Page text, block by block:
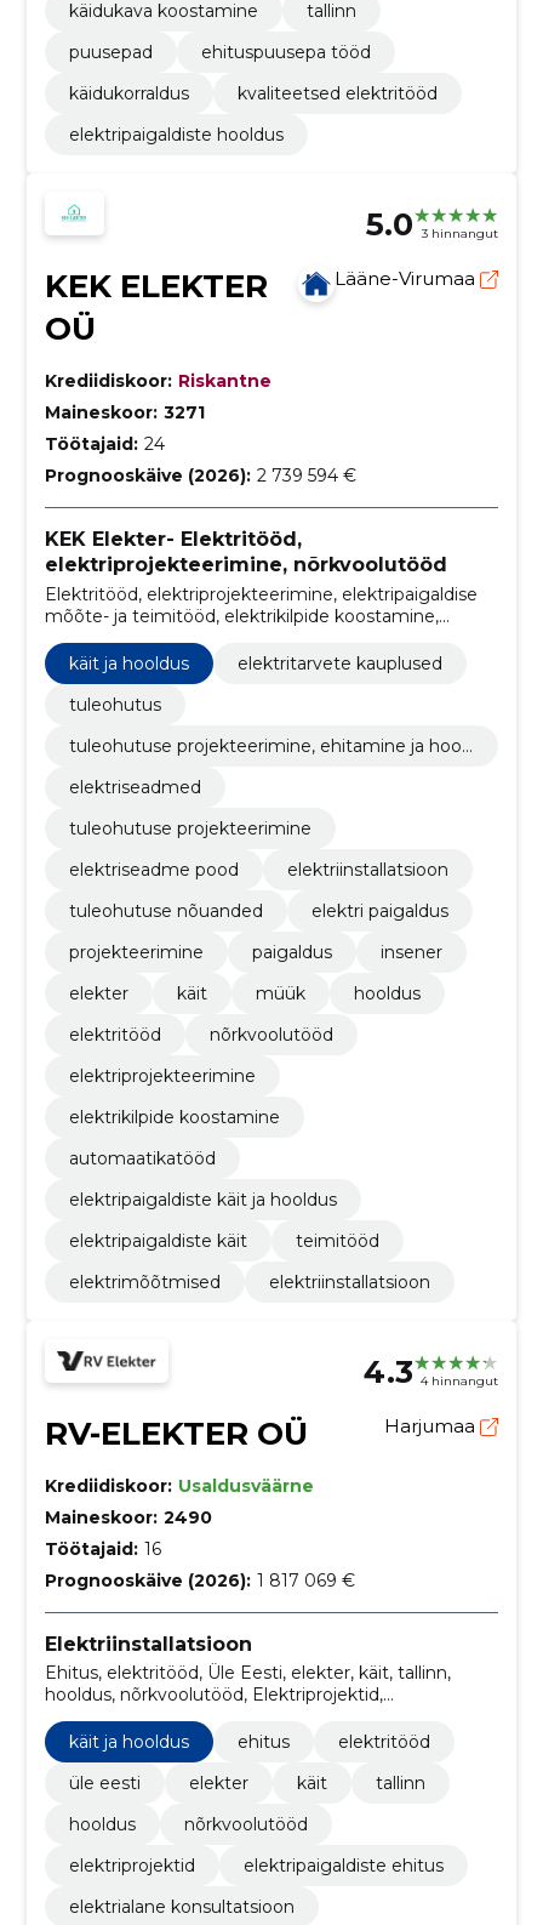
käidukava koostamine
tallinn
puusepad
ehituspuusepa tööd
käidukorraldus
kvaliteetsed elektritööd
elektripaigaldiste hooldus
5.0 3 hinnangut
KEK ELEKTER
OÜ
Lääne-Virumaa
Krediidiskoor: Riskantne
Maineskoor: 3271
Töötajaid: 24
Prognooskäive (2026): 2 739 594 €
KEK Elekter- Elektritööd,
elektriprojekteerimine, nõrkvoolutööd
Elektritööd, elektriprojekteerimine, elektripaigaldise
mõõte- ja teimitööd, elektrikilpide koostamine,
elektrikaupade müük
käit ja hooldus
elektritarvete kauplused
tuleohutus
tuleohutuse projekteerimine, ehitamine ja hool
elektriseadmed
tuleohutuse projekteerimine
elektriseadme pood
elektriinstallatsioon
tuleohutuse nõuanded
elektri paigaldus
projekteerimine
paigaldus
insener
elekter
käit müük
hooldus
elektritööd
nõrkvoolutööd
elektriprojekteerimine
elektrikilpide koostamine
automaatikatööd
elektripaigaldiste käit ja hooldus
elektripaigaldiste käit
teimitööd
elektrimõõtmised
elektriinstallatsioon
4.3 4 hinnangut
RV-ELEKTER OÜ Harjumaa
Krediidiskoor: Usaldusväärne
Maineskoor: 2490
Töötajaid: 16
Prognooskäive (2026): 1 817 069 €
Elektriinstallatsioon
Ehitus, elektritööd, Üle Eesti, elekter, käit, tallinn,
hooldus, nõrkvoolutööd, Elektriprojektid,
elektripaigaldiste ehitus
käit ja hooldus
ehitus
elektritööd
üle eesti
elekter käit
tallinn
hooldus
nõrkvoolutööd
elektriprojektid
elektripaigaldiste ehitus
elektrialane konsultatsioon